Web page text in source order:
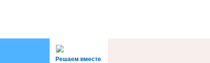
Решаем вместе